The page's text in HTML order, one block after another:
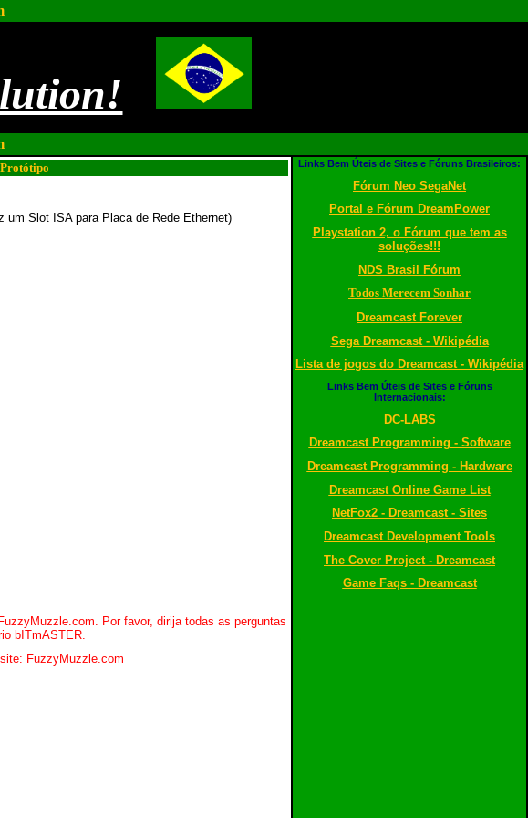
um Slot ISA para Placa de Rede Ethernet)
Por favor, dirija todas as perguntas
bITmASTER.
FuzzyMuzzle.com
Links Bem Úteis de Sites e Fóruns Brasileiros:
Fórum Neo SegaNet
Portal e Fórum DreamPower
Playstation 2, o Fórum que tem as
soluções!!!
NDS Brasil Fórum
Todos Merecem Sonhar
Dreamcast Forever
Sega Dreamcast - Wikipédia
Lista de jogos do Dreamcast - Wikipédia
Links Bem Úteis de Sites e Fóruns
Internacionais:
DC-LABS
Dreamcast Programming - Software
Dreamcast Programming - Hardware
Dreamcast Online Game List
NetFox2 - Dreamcast - Sites
Dreamcast Development Tools
The Cover Project - Dreamcast
Game Faqs - Dreamcast